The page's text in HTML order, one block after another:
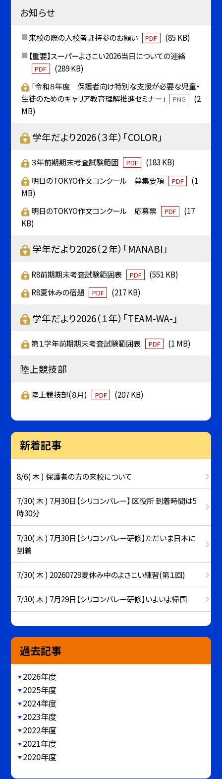
お知らせ
来校の際の入校者証持参のお願い PDF
(85 KB)
【重要】スーパーよさこい2026当日についての連絡
PDF
(289 KB)
「令和８年度 保護者向け特別な支援が必要な児童・
生徒のためのキャリア教育理解推進セミナー」
PNG
(2
MB)
学年だより2026（３年）「COLOR」
３年前期期末考査試験範囲 PDF
(183 KB)
明日のTOKYO作文コンクール 募集要項
PDF
(1
MB)
明日のTOKYO作文コンクール 応募票
PDF
(17
KB)
学年だより2026（２年）「MANABI」
R8前期期末考査試験範囲表 PDF
(551 KB)
R8夏休みの宿題
PDF (217 KB)
学年だより2026（１年）「TEAM-WA-」
第１学年前期期末考査試験範囲表 PDF (1 MB)
陸上競技部
陸上競技部(８月) PDF (207 KB)
新着記事
8/6( 木 ) 保護者の方の来校について
7/30( 木 ) 7月30日【シリコンバレー】 区役所 到着時間は5
時30分
7/30( 木 ) 7月30日【シリコンバレー研修】ただいま日本に
到着
7/30( 木 ) 20260729夏休み中のよさこい練習(第１回)
7/30( 木 ) 7月29日【シリコンバレー研修】いよいよ帰国
過去記事
2026年度
2025年度
2024年度
2023年度
2022年度
2021年度
2020年度